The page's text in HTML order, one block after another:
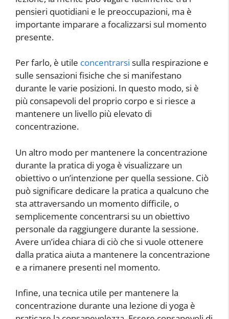
pensieri quotidiani e le preoccupazioni, ma è
importante imparare a focalizzarsi sul momento
presente.
Per farlo, è utile concentrarsi sulla respirazione e
sulle sensazioni fisiche che si manifestano
durante le varie posizioni. In questo modo, si è
più consapevoli del proprio corpo e si riesce a
mantenere un livello più elevato di
concentrazione.
Un altro modo per mantenere la concentrazione
durante la pratica di yoga è visualizzare un
obiettivo o un’intenzione per quella sessione. Ciò
può significare dedicare la pratica a qualcuno che
sta attraversando un momento difficile, o
semplicemente concentrarsi su un obiettivo
personale da raggiungere durante la sessione.
Avere un’idea chiara di ciò che si vuole ottenere
dalla pratica aiuta a mantenere la concentrazione
e a rimanere presenti nel momento.
Infine, una tecnica utile per mantenere la
concentrazione durante una lezione di yoga è